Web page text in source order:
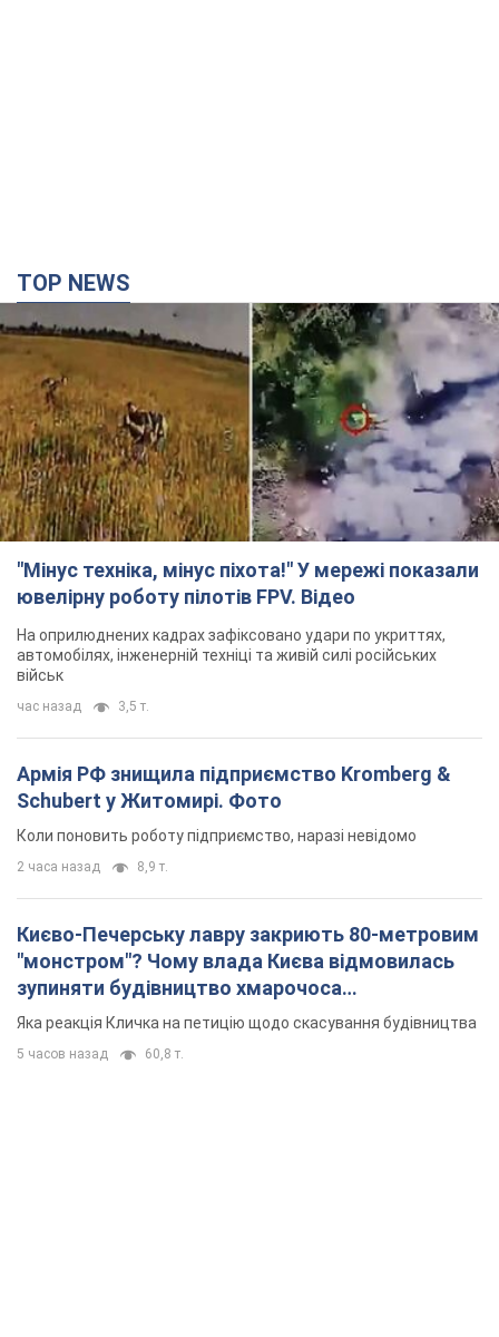
TOP NEWS
"Мінус техніка, мінус піхота!" У мережі показали
ювелірну роботу пілотів FPV. Відео
На оприлюднених кадрах зафіксовано удари по укриттях,
автомобілях, інженерній техніці та живій силі російських
військ
час назад 3,5 т.
Армія РФ знищила підприємство Kromberg &
Schubert у Житомирі. Фото
Коли поновить роботу підприємство, наразі невідомо
2 часа назад 8,9 т.
Києво-Печерську лавру закриють 80-метровим
"монстром"? Чому влада Києва відмовилась
зупиняти будівництво хмарочоса
"московського вірянина"
Яка реакція Кличка на петицію щодо скасування будівництва
5 часов назад 60,8 т.